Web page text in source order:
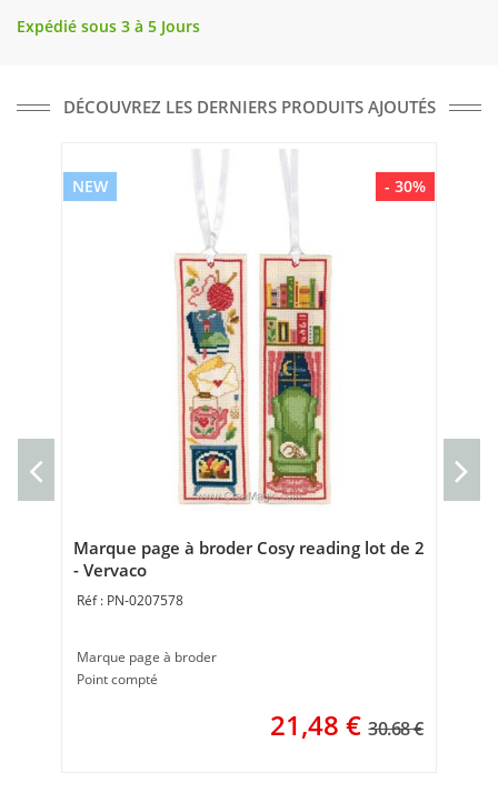
Expédié sous 3 à 5 Jours
DÉCOUVREZ LES DERNIERS PRODUITS AJOUTÉS
- 30%
NEW
Marque page à broder Cosy reading lot de 2
- Vervaco
PN-0207578
Marque page à broder
Point compté
21,48 € 30.68 €